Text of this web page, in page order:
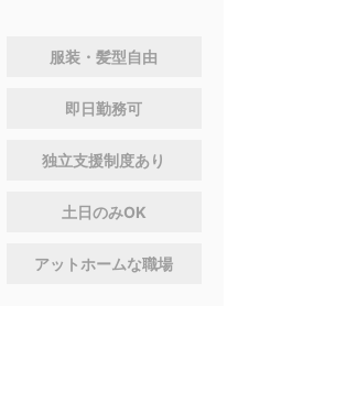
服装・髪型自由
即日勤務可
独立支援制度あり
土日のみOK
アットホームな職場